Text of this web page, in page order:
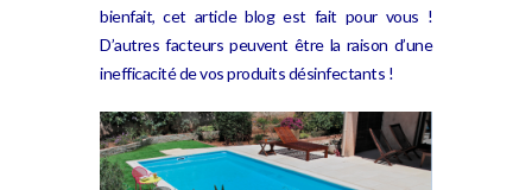
bienfait, cet article blog est fait pour vous !
D’autres facteurs peuvent être la raison d’une
inefficacité de vos produits désinfectants !